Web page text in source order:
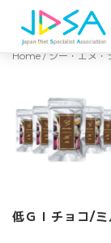
Home / シー・エヌ・
低ＧＩチョコ/